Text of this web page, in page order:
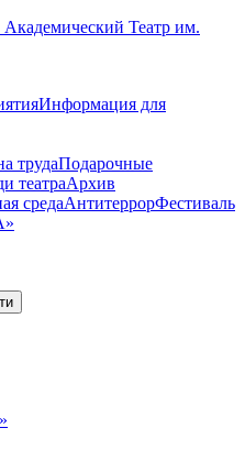
Информация для
трудаПодарочные
театраАрхив
средаАнтитеррорФестиваль